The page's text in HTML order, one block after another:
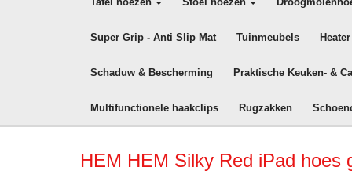
Super Grip - Anti Slip Mat Tuinmeubels
Schaduw & Bescherming Praktische Keuken- &
Multifunctionele haakclips Rugzakken
HEM HEM Silky Red iPad hoes